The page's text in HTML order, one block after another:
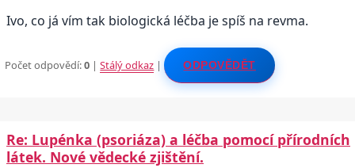
Ivo, co já vím tak biologická léčba je spíš na revma.
Počet odpovědí:0 |Stálý odkaz | ODPOVĚDĚT
Re: Lupénka (psoriáza) a léčba pomocí přírodních
látek. Nové vědecké zjištění.